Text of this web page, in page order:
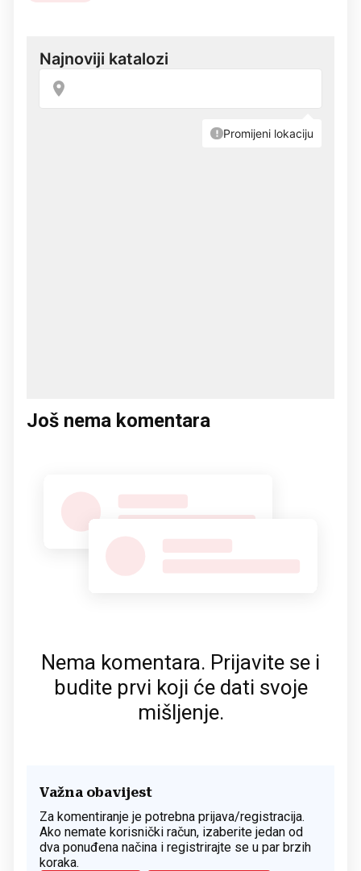
Još nema komentara
Nema komentara. Prijavite se i
budite prvi koji će dati svoje
mišljenje.
Važna obavijest
Za komentiranje je potrebna prijava/registracija.
Ako nemate korisnički račun, izaberite jedan od
dva ponuđena načina i registrirajte se u par brzih
koraka.